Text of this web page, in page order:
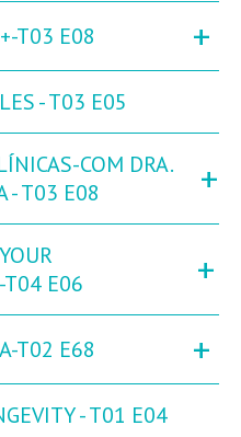
T03 E08 +
- T03 E05
COM DRA.
- T03 E08
+
T04 E06
+
T02 E68 +
- T01 E04